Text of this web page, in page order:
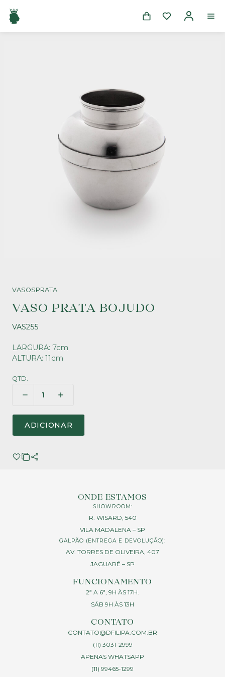
VASOSPRATA
VASO PRATA BOJUDO
VAS255
LARGURA: 7cm
ALTURA: 11cm
QTD.
ADICIONAR
ONDE ESTAMOS
SHOWROOM:
R. WISARD, 540
VILA MADALENA – SP
GALPÃO (ENTREGA E DEVOLUÇÃO):
AV. TORRES DE OLIVEIRA, 407
JAGUARÉ – SP
FUNCIONAMENTO
2ª A 6ª, 9H ÀS 17H.
SÁB 9H ÀS 13H
CONTATO
CONTATO@DFILIPA.COM.BR
(11) 3031-2999
APENAS WHATSAPP
(11) 99465-1299